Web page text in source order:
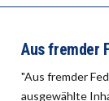
Aus fremder
"Aus fremder
ausgewählte